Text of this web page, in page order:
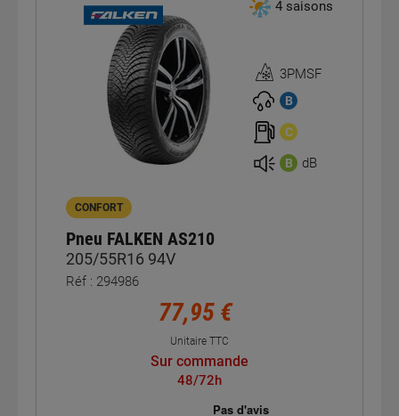
4 saisons
Homologation
3PMSF
3PMSF
B
C
B dB
CONFORT
Pneu FALKEN AS210
205/55R16 94V
Réf : 294986
77,95 €
Unitaire TTC
Sur commande
48/72h